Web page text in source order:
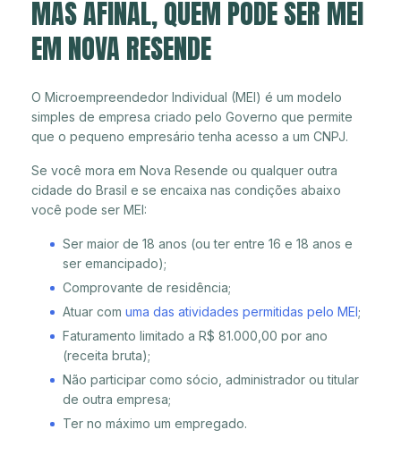
MAS AFINAL, QUEM PODE SER MEI
EM NOVA RESENDE
O Microempreendedor Individual (MEI) é um modelo
simples de empresa criado pelo Governo que permite
que o pequeno empresário tenha acesso a um CNPJ.
Se você mora em Nova Resende ou qualquer outra
cidade do Brasil e se encaixa nas condições abaixo
você pode ser MEI:
Ser maior de 18 anos (ou ter entre 16 e 18 anos e
ser emancipado);
Comprovante de residência;
Atuar com uma das atividades permitidas pelo MEI;
Faturamento limitado a R$ 81.000,00 por ano
(receita bruta);
Não participar como sócio, administrador ou titular
de outra empresa;
Ter no máximo um empregado.